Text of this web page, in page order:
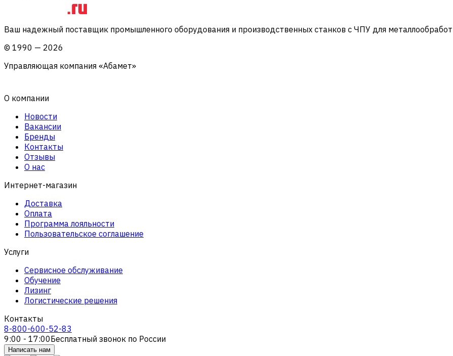
Ваш надежный поставщик промышленного оборудования и производственных станков с ЧПУ для
© 1990 — 2026
Управляющая компания «Абамет»
О компании
Новости
Вакансии
Бренды
Контакты
Отзывы
О нас
Интернет-магазин
Доставка
Оплата
Программа лояльности
Пользовательское соглашение
Услуги
Сервисное обслуживание
Обучение
Лизинг
Логистические решения
Контакты
8-800-600-52-83
9:00 - 17:00Бесплатный звонок по России
Написать нам